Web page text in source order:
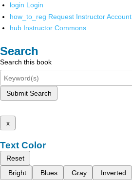
login Login
how_to_reg Request Instructor Account
hub Instructor Commons
Search
Search this book
Submit Search
x
Text Color
Reset
Bright
Blues Gray Inverted